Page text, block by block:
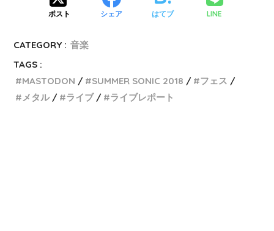
ポスト シェア はてブ LINE
CATEGORY : 音楽
TAGS :
MASTODON
SUMMER SONIC 2018
フェス
メタル
ライブ ライブレポート